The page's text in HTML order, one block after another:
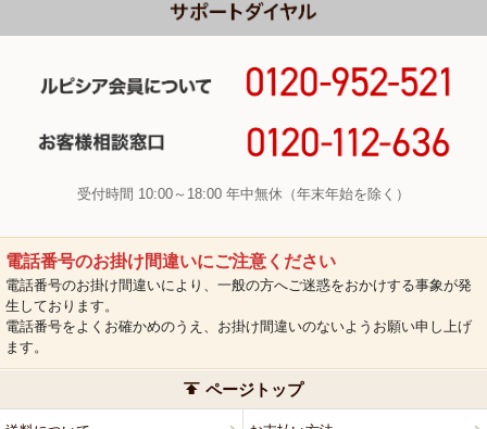
受付時間 10:00～18:00 年中無休（年末年始を除く）
電話番号のお掛け間違いにご注意ください
電話番号のお掛け間違いにより、一般の方へご迷惑をおかけする事象が発
生しております。
電話番号をよくお確かめのうえ、お掛け間違いのないようお願い申し上げ
ます。
ページトップ